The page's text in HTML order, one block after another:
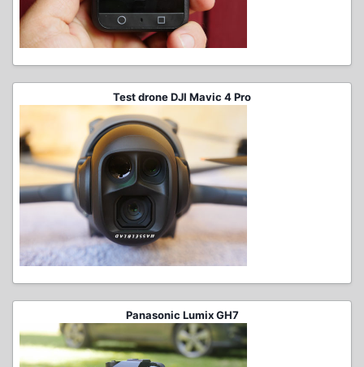
Test drone DJI Mavic 4 Pro
Panasonic Lumix GH7